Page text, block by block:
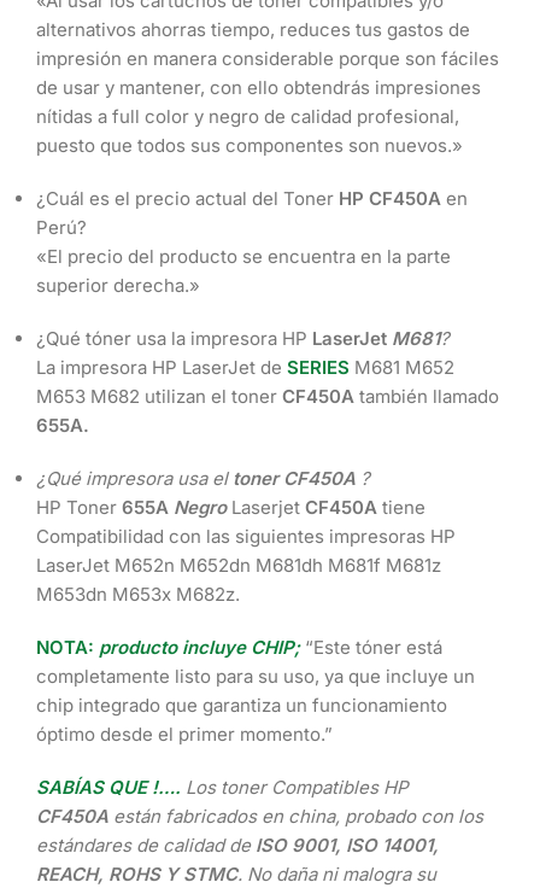
alternativos ahorras tiempo, reduces tus gastos de
impresión en manera considerable porque son fáciles
de usar y mantener, con ello obtendrás impresiones
nítidas a full color y negro de calidad profesional,
puesto que todos sus componentes son nuevos.»
¿Cuál es el precio actual del Toner HP CF450A en
Perú?
«El precio del producto se encuentra en la parte
superior derecha.»
¿Qué tóner usa la impresora HP LaserJet M681?
La impresora HP LaserJet de SERIES M681 M652
M653 M682 utilizan el toner CF450A también llamado
655A.
¿Qué impresora usa el toner CF450A ?
HP Toner 655A Negro Laserjet CF450A tiene
Compatibilidad con las siguientes impresoras HP
LaserJet M652n M652dn M681dh M681f M681z
M653dn M653x M682z.
NOTA: producto incluye CHIP;“Este tóner está
completamente listo para su uso, ya que incluye un
chip integrado que garantiza un funcionamiento
óptimo desde el primer momento.”
SABÍAS QUE !…. Los toner Compatibles HP
CF450A están fabricados en china, probado con los
estándares de calidad de ISO 9001, ISO 14001,
REACH, ROHS Y STMC. No daña ni malogra su